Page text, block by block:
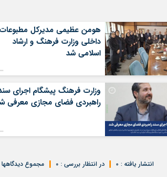
هومن عظیمی مدیرکل
داخلی وزارت فرهنگ و ارشاد
اسلامی شد
وزارت فرهنگ پیشگام اجرای
راهبردی فضای مجازی معرفی
مجموع دیدگاهها در انتظار بررسی : 0 انتشار یافته : 0